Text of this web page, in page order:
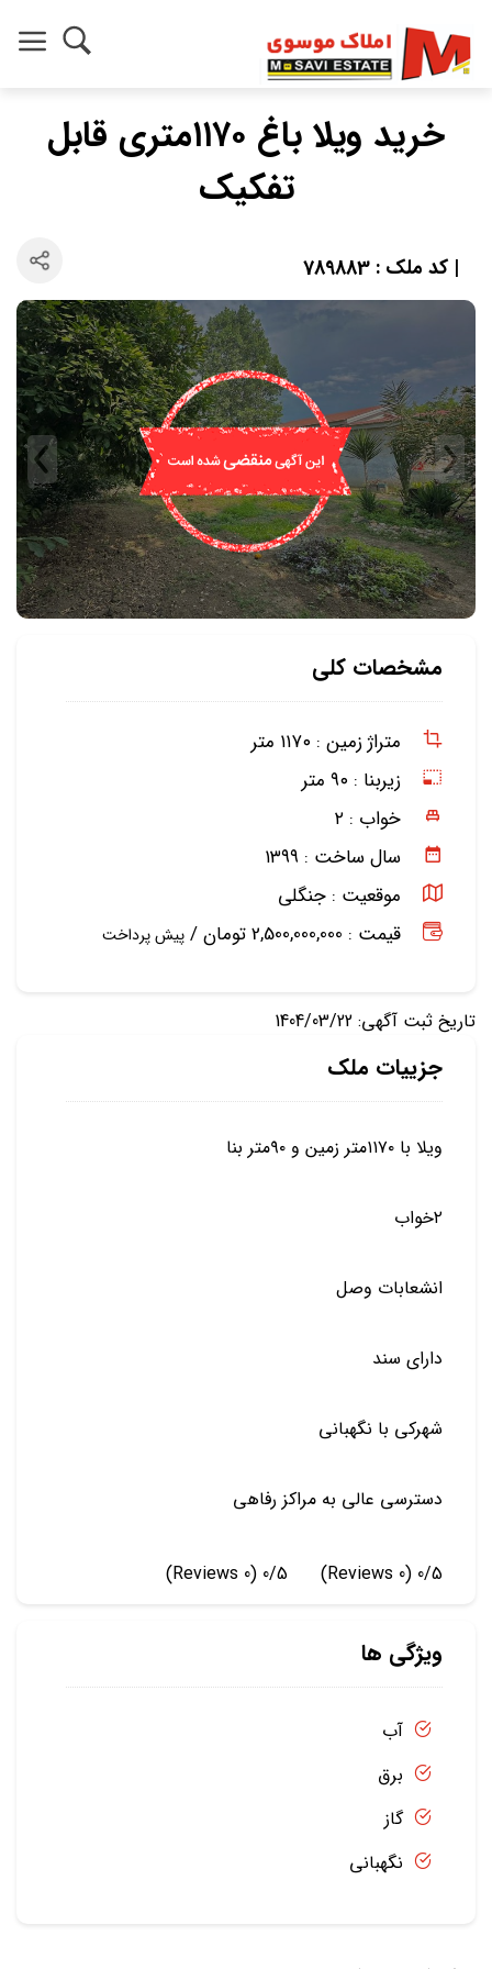
خرید ویلا باغ ۱۱۷۰متری قابل
تفکیک
| کد ملک : 789883
مشخصات کلی
متراژ زمین : ۱۱۷۰ متر
زیربنا : ۹۰ متر
خواب : ۲
سال ساخت : ۱۳۹۹
موقعیت : جنگلی
قیمت : 2,500,000,000 تومان /
پیش پرداخت
تاریخ ثبت آگهی: 1404/03/22
جزییات ملک
ویلا با ۱۱۷۰متر زمین و ۹۰متر بنا
۲خواب
انشعابات وصل
دارای سند
شهرکی با نگهبانی
دسترسی عالی به مراکز رفاهی
0/5
(0 Reviews)
0/5
(0 Reviews)
ویژگی ها
آب
برق
گاز
نگهبانی